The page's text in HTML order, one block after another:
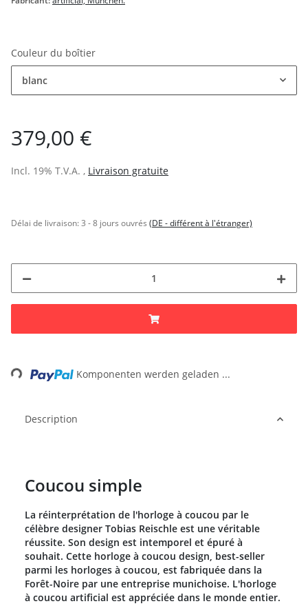
Couleur du boîtier
blanc
379,00 €
Incl. 19% T.V.A. , Livraison gratuite
Délai de livraison:3 - 8 jours ouvrés (DE - différent à l'étranger)
Loading... Komponenten werden geladen ...
Description
Coucou simple
La réinterprétation de l'horloge à coucou par le
célèbre designer Tobias Reischle est une véritable
réussite. Son design est intemporel et épuré à
souhait. Cette horloge à coucou design, best-seller
parmi les horloges à coucou, est fabriquée dans la
Forêt-Noire par une entreprise munichoise. L'horloge
à coucou artificial est appréciée dans le monde entier.